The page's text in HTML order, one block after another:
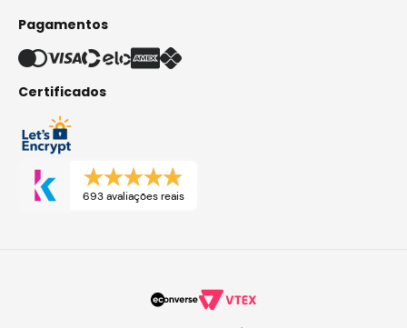
Pagamentos
Certificados
693 avaliações reais